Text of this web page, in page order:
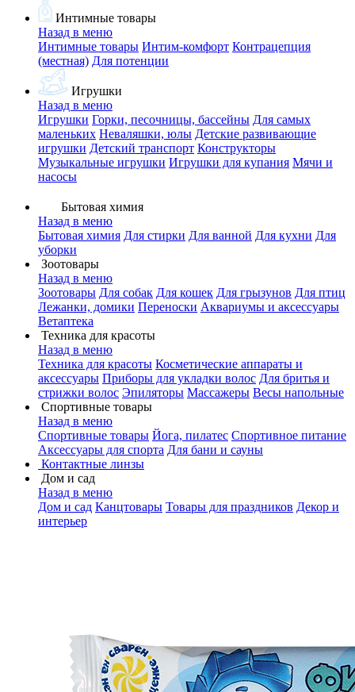
Интимные товары
Назад в меню
Интимные товары Интим-комфорт Контрацепция
(местная) Для потенции
Игрушки
Назад в меню
Игрушки Горки, песочницы, бассейны Для самых
маленьких Неваляшки, юлы Детские развивающие
игрушки Детский транспорт Конструкторы
Музыкальные игрушки Игрушки для купания Мячи и
насосы
Бытовая химия
Назад в меню
Бытовая химия Для стирки Для ванной Для кухни Для
уборки
Зоотовары
Назад в меню
Зоотовары Для собак Для кошек Для грызунов Для птиц
Лежанки, домики Переноски Аквариумы и аксессуары
Ветаптека
Техника для красоты
Назад в меню
Техника для красоты Косметические аппараты и
аксессуары Приборы для укладки волос Для бритья и
стрижки волос Эпиляторы Массажеры Весы напольные
Спортивные товары
Назад в меню
Спортивные товары Йога, пилатес Спортивное питание
Аксессуары для спорта Для бани и сауны
Контактные линзы
Дом и сад
Назад в меню
Дом и сад Канцтовары Товары для праздников Декор и
интерьер